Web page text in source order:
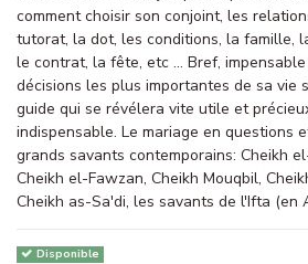
comment choisir son conjoint, les
tutorat, la dot, les conditions, la famille,
le contrat, la fête, etc ... Bref,
décisions les plus importantes de sa vie
guide qui se révélera vite utile et
indispensable. Le mariage en questions
grands savants contemporains: Cheikh
Cheikh el-Fawzan, Cheikh Mouqbil,
Cheikh as-Sa'di, les savants de l'Ifta (en
Disponible